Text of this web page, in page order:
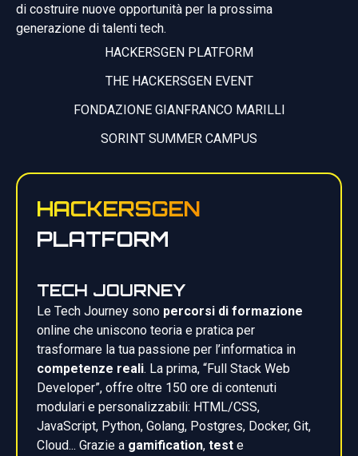
di costruire nuove opportunità per la prossima
generazione di talenti tech.
HACKERSGEN PLATFORM
THE HACKERSGEN EVENT
FONDAZIONE GIANFRANCO MARILLI
SORINT SUMMER CAMPUS
HACKERSGEN
PLATFORM
TECH JOURNEY
Le Tech Journey sono percorsi di formazione
online che uniscono teoria e pratica per
trasformare la tua passione per l’informatica in
competenze reali. La prima, “Full Stack Web
Developer”, offre oltre 150 ore di contenuti
modulari e personalizzabili: HTML/CSS,
JavaScript, Python, Golang, Postgres, Docker, Git,
Cloud... Grazie a gamification, test e